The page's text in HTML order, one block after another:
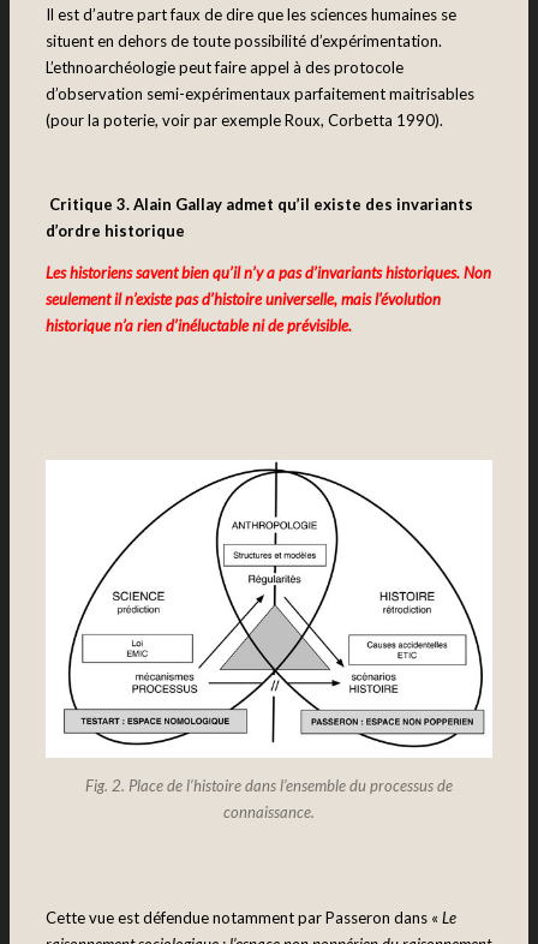
Il est d’autre part faux de dire que les sciences humaines se
situent en dehors de toute possibilité d’expérimentation.
L’ethnoarchéologie peut faire appel à des protocole
d’observation semi-expérimentaux parfaitement maitrisables
(pour la poterie, voir par exemple Roux, Corbetta 1990).
Critique 3.Alain Gallay admet qu’il existe des invariants
d’ordre historique
Les historiens savent bien qu’il n’y a pas d’invariants historiques. Non
seulement il n’existe pas d’histoire universelle, mais l’évolution
historique n’a rien d’inéluctable ni de prévisible.
Fig. 2. Place de l’histoire dans l’ensemble du processus de
connaissance.
Cette vue est défendue notamment par Passeron dans « Le